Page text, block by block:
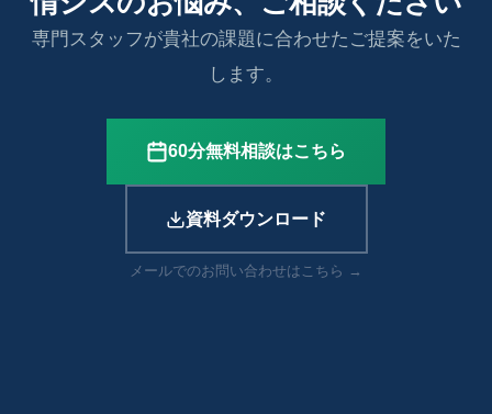
専門スタッフが貴社の課題に合わせたご提案をいた
します。
60分無料相談はこちら
資料ダウンロード
メールでのお問い合わせはこちら →